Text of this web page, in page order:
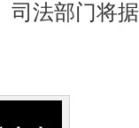
司法部门将